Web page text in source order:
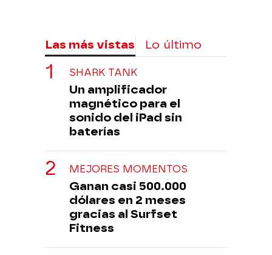
Las más vistas Lo último
SHARK TANK
Un amplificador
magnético para el
sonido del iPad sin
baterías
MEJORES MOMENTOS
Ganan casi 500.000
dólares en 2 meses
gracias al Surfset
Fitness